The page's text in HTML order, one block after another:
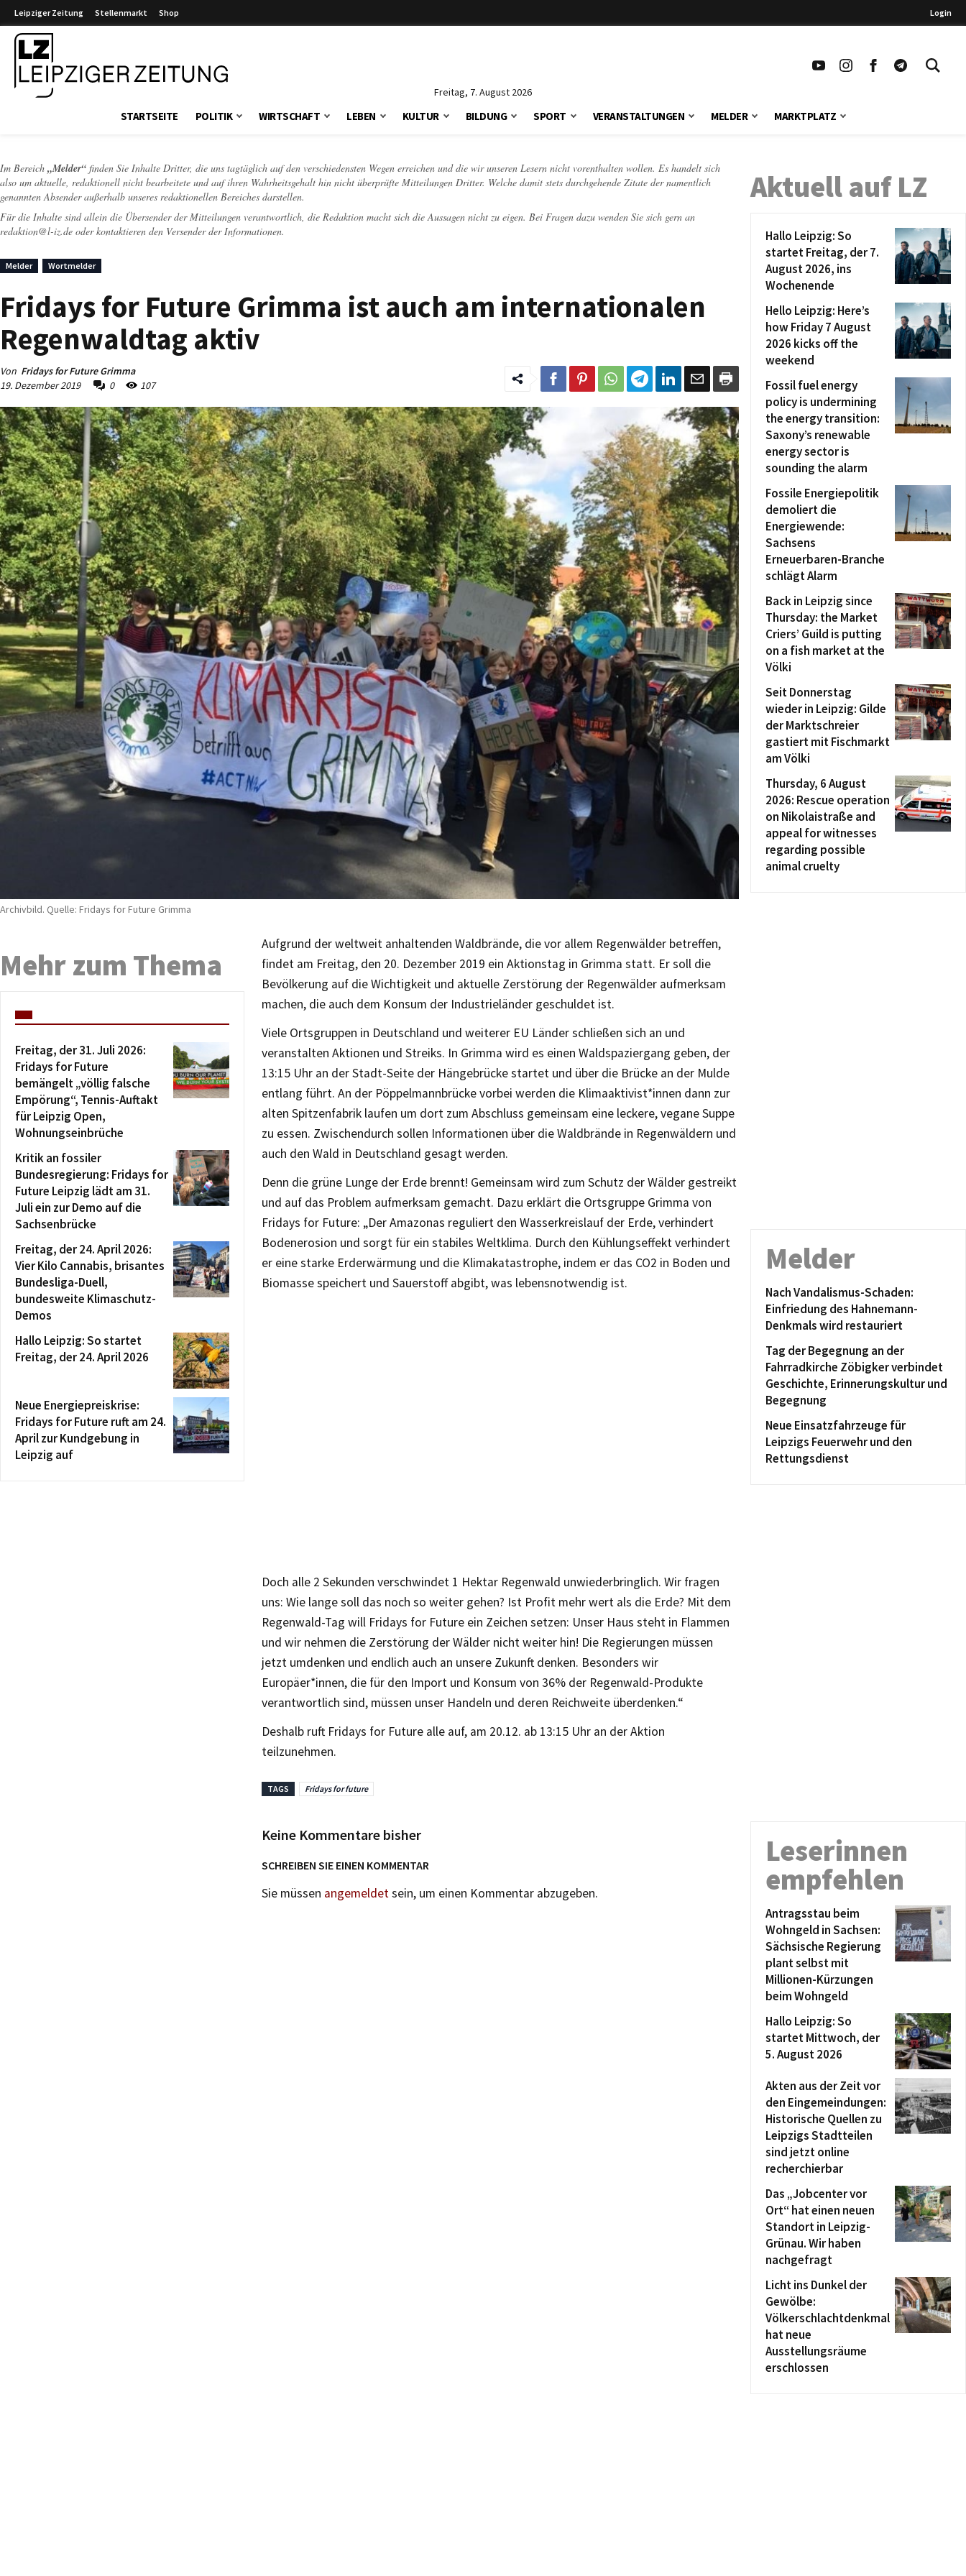
Leipziger Zeitung Stellenmarkt Shop Login
Freitag, 7. August 2026
STARTSEITE POLITIK WIRTSCHAFT LEBEN KULTUR BILDUNG SPORT VERANSTALTUNGEN MELDER MARKTPLATZ
Im Bereich „Melder“ finden Sie Inhalte Dritter, die uns tagtäglich auf den verschiedensten Wegen erreichen und die wir unseren Lesern nicht vorenthalten wollen. Es handelt sich
also um aktuelle, redaktionell nicht bearbeitete und auf ihren Wahrheitsgehalt hin nicht überprüfte Mitteilungen Dritter. Welche damit stets durchgehende Zitate der namentlich
genannten Absender außerhalb unseres redaktionellen Bereiches darstellen.
Für die Inhalte sind allein die Übersender der Mitteilungen verantwortlich, die Redaktion macht sich die Aussagen nicht zu eigen. Bei Fragen dazu wenden Sie sich gern an
redaktion@l-iz.de oder kontaktieren den Versender der Informationen.
Melder Wortmelder
Fridays for Future Grimma ist auch am internationalen
Regenwaldtag aktiv
Von Fridays for Future Grimma
19. Dezember 2019
0 107
Archivbild. Quelle: Fridays for Future Grimma
Aufgrund der weltweit anhaltenden Waldbrände, die vor allem Regenwälder betreffen,
findet am Freitag, den 20. Dezember 2019 ein Aktionstag in Grimma statt. Er soll die
Bevölkerung auf die Wichtigkeit und aktuelle Zerstörung der Regenwälder aufmerksam
machen, die auch dem Konsum der Industrieländer geschuldet ist.
Viele Ortsgruppen in Deutschland und weiterer EU Länder schließen sich an und
veranstalten Aktionen und Streiks. In Grimma wird es einen Waldspaziergang geben, der
13:15 Uhr an der Stadt-Seite der Hängebrücke startet und über die Brücke an der Mulde
entlang führt. An der Pöppelmannbrücke vorbei werden die Klimaaktivist*innen dann zur
alten Spitzenfabrik laufen um dort zum Abschluss gemeinsam eine leckere, vegane Suppe
zu essen. Zwischendurch sollen Informationen über die Waldbrände in Regenwäldern und
auch den Wald in Deutschland gesagt werden.
Denn die grüne Lunge der Erde brennt! Gemeinsam wird zum Schutz der Wälder gestreikt
und auf das Problem aufmerksam gemacht. Dazu erklärt die Ortsgruppe Grimma von
Fridays for Future: „Der Amazonas reguliert den Wasserkreislauf der Erde, verhindert
Bodenerosion und sorgt für ein stabiles Weltklima. Durch den Kühlungseffekt verhindert
er eine starke Erderwärmung und die Klimakatastrophe, indem er das CO2 in Boden und
Biomasse speichert und Sauerstoff abgibt, was lebensnotwendig ist.
Doch alle 2 Sekunden verschwindet 1 Hektar Regenwald unwiederbringlich. Wir fragen
uns: Wie lange soll das noch so weiter gehen? Ist Profit mehr wert als die Erde? Mit dem
Regenwald-Tag will Fridays for Future ein Zeichen setzen: Unser Haus steht in Flammen
und wir nehmen die Zerstörung der Wälder nicht weiter hin! Die Regierungen müssen
jetzt umdenken und endlich auch an unsere Zukunft denken. Besonders wir
Europäer*innen, die für den Import und Konsum von 36% der Regenwald-Produkte
verantwortlich sind, müssen unser Handeln und deren Reichweite überdenken.“
Deshalb ruft Fridays for Future alle auf, am 20.12. ab 13:15 Uhr an der Aktion
teilzunehmen.
TAGS Fridays for future
Keine Kommentare bisher
SCHREIBEN SIE EINEN KOMMENTAR
Sie müssen angemeldetsein, um einen Kommentar abzugeben.
Mehr zum Thema
Freitag, der 31. Juli 2026:
Fridays for Future
bemängelt „völlig falsche
Empörung“, Tennis-Auftakt
für Leipzig Open,
Wohnungseinbrüche
Kritik an fossiler
Bundesregierung: Fridays for
Future Leipzig lädt am 31.
Juli ein zur Demo auf die
Sachsenbrücke
Freitag, der 24. April 2026:
Vier Kilo Cannabis, brisantes
Bundesliga-Duell,
bundesweite Klimaschutz-
Demos
Hallo Leipzig: So startet
Freitag, der 24. April 2026
Neue Energiepreiskrise:
Fridays for Future ruft am 24.
April zur Kundgebung in
Leipzig auf
Aktuell auf LZ
Hallo Leipzig: So
startet Freitag, der 7.
August 2026, ins
Wochenende
Hello Leipzig: Here’s
how Friday 7 August
2026 kicks off the
weekend
Fossil fuel energy
policy is undermining
the energy transition:
Saxony’s renewable
energy sector is
sounding the alarm
Fossile Energiepolitik
demoliert die
Energiewende:
Sachsens
Erneuerbaren-Branche
schlägt Alarm
Back in Leipzig since
Thursday: the Market
Criers’ Guild is putting
on a fish market at the
Völki
Seit Donnerstag
wieder in Leipzig: Gilde
der Marktschreier
gastiert mit Fischmarkt
am Völki
Thursday, 6 August
2026: Rescue operation
on Nikolaistraße and
appeal for witnesses
regarding possible
animal cruelty
Melder
Nach Vandalismus-Schaden:
Einfriedung des Hahnemann-
Denkmals wird restauriert
Tag der Begegnung an der
Fahrradkirche Zöbigker verbindet
Geschichte, Erinnerungskultur und
Begegnung
Neue Einsatzfahrzeuge für
Leipzigs Feuerwehr und den
Rettungsdienst
Leserinnen
empfehlen
Antragsstau beim
Wohngeld in Sachsen:
Sächsische Regierung
plant selbst mit
Millionen-Kürzungen
beim Wohngeld
Hallo Leipzig: So
startet Mittwoch, der
5. August 2026
Akten aus der Zeit vor
den Eingemeindungen:
Historische Quellen zu
Leipzigs Stadtteilen
sind jetzt online
recherchierbar
Das „Jobcenter vor
Ort“ hat einen neuen
Standort in Leipzig-
Grünau. Wir haben
nachgefragt
Licht ins Dunkel der
Gewölbe:
Völkerschlachtdenkmal
hat neue
Ausstellungsräume
erschlossen